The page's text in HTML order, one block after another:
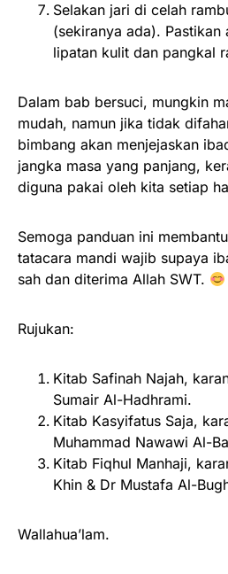
Selakan jari di celah
(sekiranya ada).
lipatan kulit dan pangkal
Dalam bab bersuci, mungkin
mudah, namun jika tidak
bimbang akan menjejaskan
jangka masa yang panjang,
diguna pakai oleh kita setiap
Semoga panduan ini
tatacara mandi wajib supaya
sah dan diterima Allah SWT.
Rujukan:
Kitab Safinah Najah,
Sumair Al-Hadhrami.
Kitab Kasyifatus Saja,
Muhammad Nawawi Al-
Kitab Fiqhul Manhaji,
Khin & Dr Mustafa Al-
Wallahua’lam.